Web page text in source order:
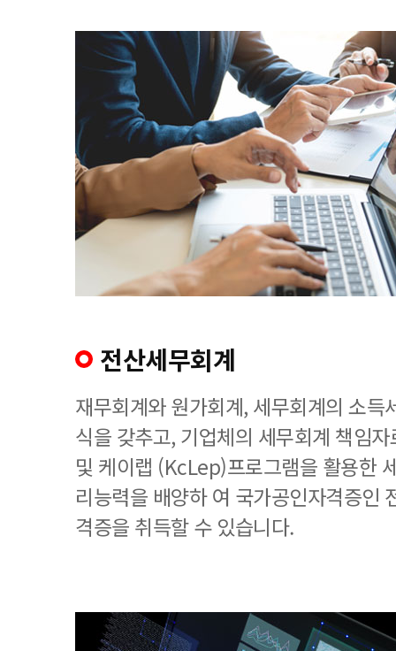
전산세무회계
재무회계와 원가회계, 세무회계의 소득
식을 갖추고, 기업체의 세무회계 책임
및 케이랩 (KcLep)프로그램을 활용한
리능력을 배양하 여 국가공인자격증인
격증을 취득할 수 있습니다.